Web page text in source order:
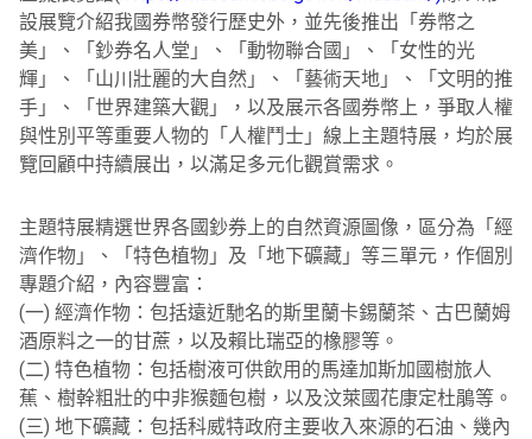
設展覽介紹我國券幣發行歷史外， 並先後推出「券幣之
美」、「鈔券名人堂」、「動物聯合國」、「 女性的光
輝」、「山川壯麗的大自然」、「藝術天地」、「 文明的推
手」、「世界建築大觀」，以及展示各國券幣上， 爭取人權
與性別平等重要人物的「人權鬥士」線上主題特展， 均於展
覽回顧中持續展出，以滿足多元化觀賞需求。
主題特展精選世界各國鈔券上的自然資源圖像，區分為「經
濟作物」
、「特色植物」及「地下礦藏」等三單元，作個別
專題介紹， 內容豐富：
(一) 經濟作物：包括遠近馳名的斯里蘭卡錫蘭茶、 古巴蘭姆
酒原料之一的甘蔗，以及賴比瑞亞的橡膠等。
(二) 特色植物：包括樹液可供飲用的馬達加斯加國樹旅人
蕉、 樹幹粗壯的中非猴麵包樹，以及汶萊國花康定杜鵑等。
(三) 地下礦藏：包括科威特政府主要收入來源的石油、幾內